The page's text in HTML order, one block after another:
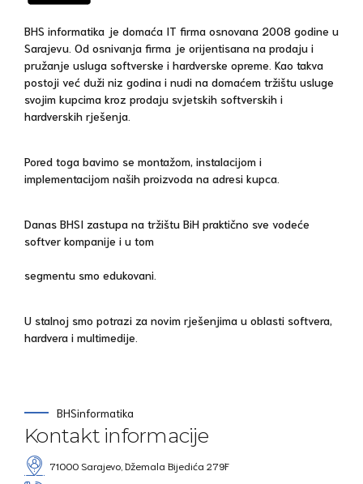
BHS informatika je domaća IT firma osnovana 2008 godine u
Sarajevu. Od osnivanja firma je orijentisana na prodaju i
pružanje usluga softverske i hardverske opreme. Kao takva
postoji već duži niz godina i nudi na domaćem tržištu usluge
svojim kupcima kroz prodaju svjetskih softverskih i
hardverskih rješenja.
Pored toga bavimo se montažom, instalacijom i
implementacijom naših proizvoda na adresi kupca.
Danas BHSI zastupa na tržištu BiH praktično sve vodeće
softver kompanije i u tom
segmentu smo edukovani.
U stalnoj smo potrazi za novim rješenjima u oblasti softvera,
hardvera i multimedije.
BHSinformatika
Kontakt informacije
71000 Sarajevo, Džemala Bijedića 279F